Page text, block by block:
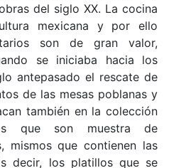
del siglo XX. La cocina
mexicana y por ello
son de gran valor,
se iniciaba hacia los
antepasado el rescate de
de las mesas poblanas y
también en la colección
que son muestra de
mismos que contienen las
decir, los platillos que se